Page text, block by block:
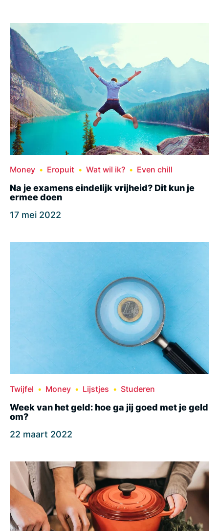
Money Eropuit Wat wil ik? Even chill
Na je examens eindelijk vrijheid? Dit kun je
ermee doen
17 mei 2022
Twijfel Money Lijstjes Studeren
Week van het geld: hoe ga jij goed met je geld
om?
22 maart 2022